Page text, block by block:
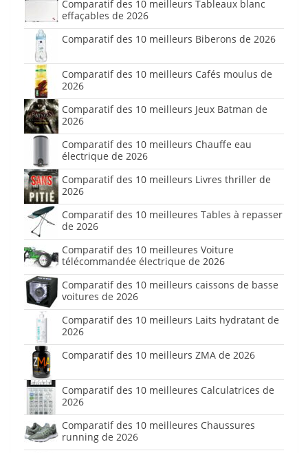
Comparatif des 10 meilleurs Tableaux blanc
effaçables de 2026
Comparatif des 10 meilleurs Biberons de 2026
Comparatif des 10 meilleurs Cafés moulus de
2026
Comparatif des 10 meilleurs Jeux Batman de
2026
Comparatif des 10 meilleurs Chauffe eau
électrique de 2026
Comparatif des 10 meilleurs Livres thriller de
2026
Comparatif des 10 meilleures Tables à repasser
de 2026
Comparatif des 10 meilleures Voiture
télécommandée électrique de 2026
Comparatif des 10 meilleurs caissons de basse
voitures de 2026
Comparatif des 10 meilleurs Laits hydratant de
2026
Comparatif des 10 meilleurs ZMA de 2026
Comparatif des 10 meilleures Calculatrices de
2026
Comparatif des 10 meilleures Chaussures
running de 2026